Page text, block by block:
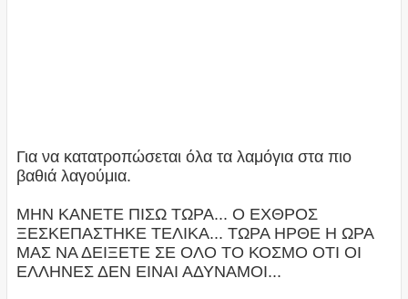
Για να κατατροπώσεται όλα τα λαμόγια στα πιο
βαθιά λαγούμια.
ΜΗΝ ΚΑΝΕΤΕ ΠΙΣΩ ΤΩΡΑ... Ο ΕΧΘΡΟΣ
ΞΕΣΚΕΠΑΣΤΗΚΕ ΤΕΛΙΚΑ... ΤΩΡΑ ΗΡΘΕ Η ΩΡΑ
ΜΑΣ ΝΑ ΔΕΙΞΕΤΕ ΣΕ ΟΛΟ ΤΟ ΚΟΣΜΟ ΟΤΙ ΟΙ
ΕΛΛΗΝΕΣ ΔΕΝ ΕΙΝΑΙ ΑΔΥΝΑΜΟΙ...